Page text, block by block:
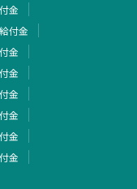
金
付金
金
金
金
金
金
金